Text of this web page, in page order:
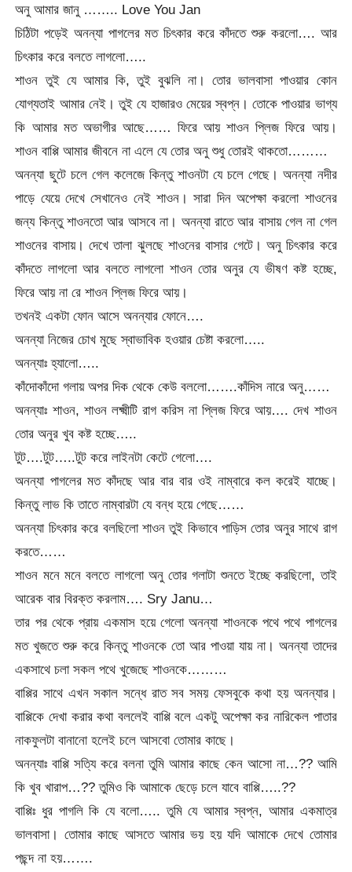
অনু আমার জানু …….. Love You Jan
চিঠিটা পড়েই অনন্যা পাগলের মত চিৎকার করে কাঁদতে শুরু করলো…. আর
চিৎকার করে বলতে লাগলো…..
শাওন তুই যে আমার কি, তুই বুঝলি না। তোর ভালবাসা পাওয়ার কোন
যোগ্যতাই আমার নেই। তুই যে হাজারও মেয়ের স্বপ্ন। তোকে পাওয়ার ভাগ্য
কি আমার মত অভাগীর আছে…… ফিরে আয় শাওন প্লিজ ফিরে আয়।
শাওন বাপ্পি আমার জীবনে না এলে যে তোর অনু শুধু তোরই থাকতো………
অনন্যা ছুটে চলে গেল কলেজে কিন্তু শাওনটা যে চলে গেছে। অনন্যা নদীর
পাড়ে যেয়ে দেখে সেখানেও নেই শাওন। সারা দিন অপেক্ষা করলো শাওনের
জন্য কিন্তু শাওনতো আর আসবে না। অনন্যা রাতে আর বাসায় গেল না গেল
শাওনের বাসায়। দেখে তালা ঝুলছে শাওনের বাসার গেটে। অনু চিৎকার করে
কাঁদতে লাগলো আর বলতে লাগলো শাওন তোর অনুর যে ভীষণ কষ্ট হচ্ছে,
ফিরে আয় না রে শাওন প্লিজ ফিরে আয়।
তখনই একটা ফোন আসে অনন্যার ফোনে….
অনন্যা নিজের চোখ মুছে স্বাভাবিক হওয়ার চেষ্টা করলো…..
অনন্যাঃ হ্যালো…..
কাঁদোকাঁদো গলায় অপর দিক থেকে কেউ বললো…….কাঁদিস নারে অনু……
অনন্যাঃ শাওন, শাওন লক্ষ্মীটি রাগ করিস না প্লিজ ফিরে আয়…. দেখ শাওন
তোর অনুর খুব কষ্ট হচ্ছে…..
টুট….টুট…..টুট করে লাইনটা কেটে গেলো….
অনন্যা পাগলের মত কাঁদছে আর বার বার ওই নাম্বারে কল করেই যাচ্ছে।
কিন্তু লাভ কি তাতে নাম্বারটা যে বন্ধ হয়ে গেছে……
অনন্যা চিৎকার করে বলছিলো শাওন তুই কিভাবে পাড়িস তোর অনুর সাথে রাগ
করতে……
শাওন মনে মনে বলতে লাগলো অনু তোর গলাটা শুনতে ইচ্ছে করছিলো, তাই
আরেক বার বিরক্ত করলাম…. Sry Janu…
তার পর থেকে প্রায় একমাস হয়ে গেলো অনন্যা শাওনকে পথে পথে পাগলের
মত খুজতে শুরু করে কিন্তু শাওনকে তো আর পাওয়া যায় না। অনন্যা তাদের
একসাথে চলা সকল পথে খুজেছে শাওনকে………
বাপ্পির সাথে এখন সকাল সন্ধে রাত সব সময় ফেসবুকে কথা হয় অনন্যার।
বাপ্পিকে দেখা করার কথা বললেই বাপ্পি বলে একটু অপেক্ষা কর নারিকেল পাতার
নাকফুলটা বানানো হলেই চলে আসবো তোমার কাছে।
অনন্যাঃ বাপ্পি সত্যি করে বলনা তুমি আমার কাছে কেন আসো না…?? আমি
কি খুব খারাপ…?? তুমিও কি আমাকে ছেড়ে চলে যাবে বাপ্পি…..??
বাপ্পিঃ ধুর পাগলি কি যে বলো….. তুমি যে আমার স্বপ্ন, আমার একমাত্র
ভালবাসা। তোমার কাছে আসতে আমার ভয় হয় যদি আমাকে দেখে তোমার
পছন্দ না হয়…….